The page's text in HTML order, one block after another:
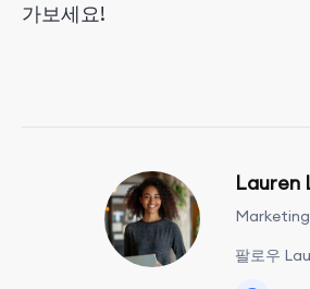
가보세요!
Lauren
팔로우